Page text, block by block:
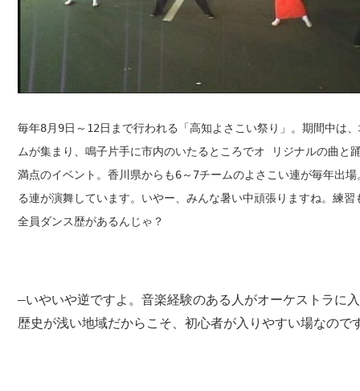
毎年8月9日～12日まで行われる「高知よさこい祭り」。期間中は
ムが集まり、鳴子片手に市内のいたるところでオ リジナルの曲と
満点のイベント。香川県からも6～7チームのよさこい連が毎年出
る連が演舞しています。いやー、みんな暑い中頑張りますね。練
全員ダンス歴があるんじゃ？
―いやいや逆ですよ。音楽経験のある人がオーケストラに
歴史が浅い地域だからこそ、初心者が入りやすい場なので